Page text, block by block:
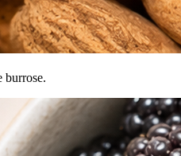
burrose.